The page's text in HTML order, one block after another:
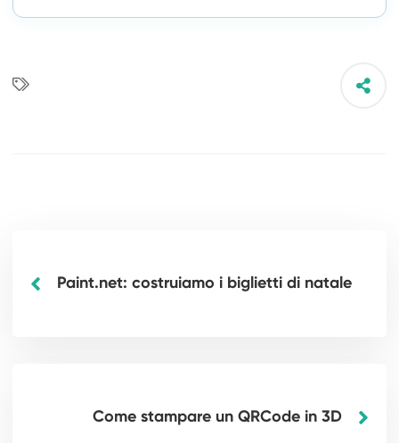
Paint.net: costruiamo i biglietti di natale
Come stampare un QRCode in 3D